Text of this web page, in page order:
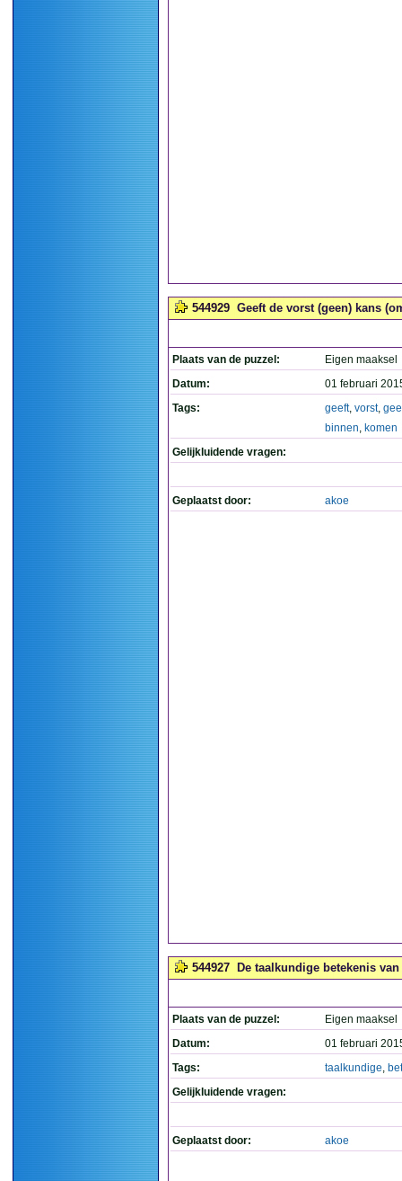
544929 Geeft de vorst (geen) kans
Plaats van de puzzel:
Eigen maaksel
Datum:
01 februari
Tags:
geeft, vorst,
binnen, komen
Gelijkluidende vragen:
Geplaatst door: akoe
544927 De taalkundige betekenis
Plaats van de puzzel:
Eigen maaksel
Datum:
01 februari
Tags:
taalkundige,
Gelijkluidende vragen:
Geplaatst door: akoe